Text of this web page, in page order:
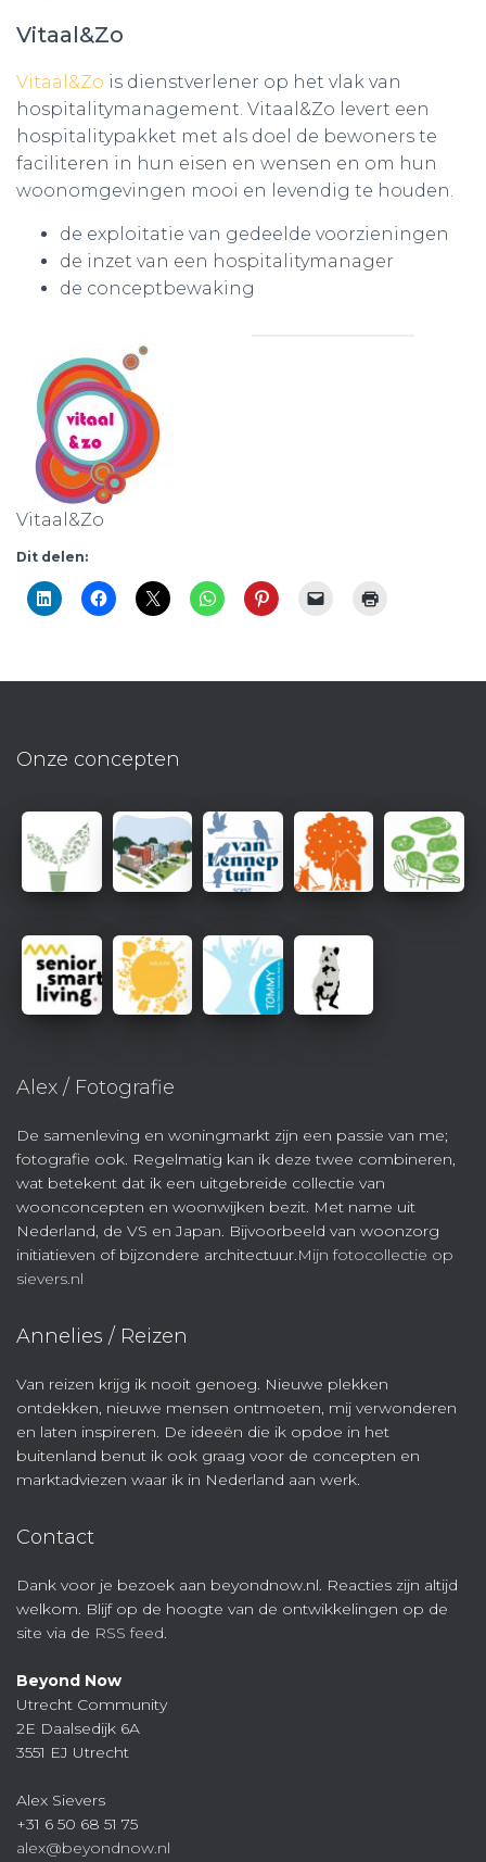
Vitaal&Zo
Vitaal&Zo is dienstverlener op het vlak van
hospitalitymanagement. Vitaal&Zo levert een
hospitalitypakket met als doel de bewoners te
faciliteren in hun eisen en wensen en om hun
woonomgevingen mooi en levendig te houden.
de exploitatie van gedeelde voorzieningen
de inzet van een hospitalitymanager
de conceptbewaking
Vitaal&Zo
Dit delen:
Onze concepten
Alex / Fotografie
De samenleving en woningmarkt zijn een passie van me;
fotografie ook. Regelmatig kan ik deze twee combineren,
wat betekent dat ik een uitgebreide collectie van
woonconcepten en woonwijken bezit. Met name uit
Nederland, de VS en Japan. Bijvoorbeeld van woonzorg
initiatieven of bijzondere architectuur.Mijn fotocollectie op
sievers.nl
Annelies / Reizen
Van reizen krijg ik nooit genoeg. Nieuwe plekken
ontdekken, nieuwe mensen ontmoeten, mij verwonderen
en laten inspireren. De ideeën die ik opdoe in het
buitenland benut ik ook graag voor de concepten en
marktadviezen waar ik in Nederland aan werk.
Contact
Dank voor je bezoek aan beyondnow.nl. Reacties zijn altijd
welkom. Blijf op de hoogte van de ontwikkelingen op de
site via de RSS feed.
Beyond Now
Utrecht Community
2E Daalsedijk 6A
3551 EJ Utrecht
Alex Sievers
+31 6 50 68 51 75
alex@beyondnow.nl